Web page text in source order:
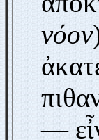
νόον
—